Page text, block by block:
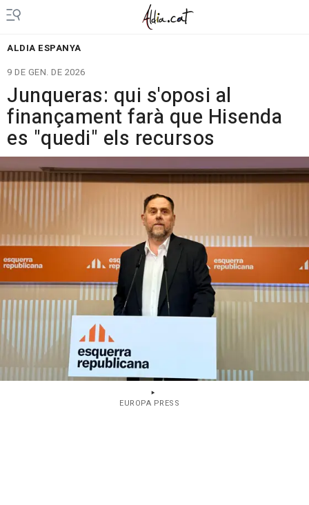
ALDIA ESPANYA
9 DE GEN. DE 2026
Junqueras: qui s'oposi al
finançament farà que Hisenda
es "quedi" els recursos
EUROPA PRESS